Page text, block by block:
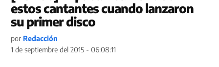
estos cantantes cuando lanzaron
su primer disco
por Redacción
1 de septiembre del 2015 - 06:08:11